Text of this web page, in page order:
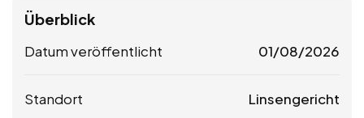
Überblick
Datum veröffentlicht 01/08/2026
Standort Linsengericht